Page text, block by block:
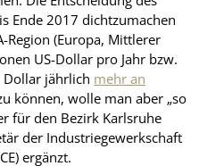
Ende 2017 dichtzumachen
Region (Europa, Mittlerer
US-Dollar pro Jahr bzw.
jährlich mehr an
können, wolle man aber „so
für den Bezirk Karlsruhe
der Industriegewerkschaft
ergänzt.